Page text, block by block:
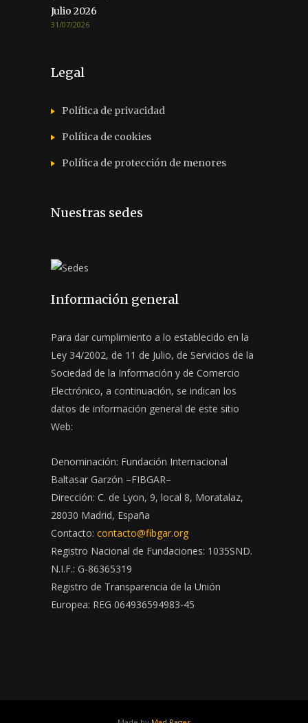
Julio 2026
31/07/2026
Legal
Política de privacidad
Política de cookies
Política de protección de menores
Nuestras sedes
Información general
Para dar cumplimiento a lo establecido en la
Ley 34/2002, de 11 de Julio, de Servicios de la
Sociedad de la Información y de Comercio
Electrónico, a continuación, se indican los
datos de información general de este sitio
Web:
Denominación: Fundación Internacional
Baltasar Garzón –FIBGAR–
Dirección: C. de Lyon, 9, local 8, Moratalaz,
28030 Madrid, España
Contacto: contacto@fibgar.org
Registro Nacional de Fundaciones: 1035SND.
N.I.F.: G-86365319
Registro de Transparencia de la Unión
Europea: REG 064936594983-45